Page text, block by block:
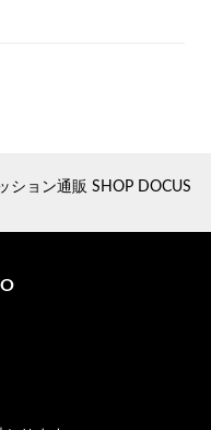
ション通販 SHOP DOCUS